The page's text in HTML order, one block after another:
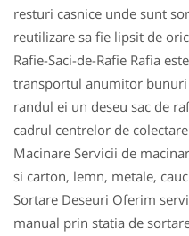
resturi casnice unde sunt
reutilizare sa fie lipsit de
Rafie-Saci-de-Rafie Rafia
transportul anumitor bunuri
randul ei un deseu sac de
cadrul centrelor de
Macinare Servicii de
si carton, lemn, metale,
Sortare Deseuri Oferim
manual prin statia de